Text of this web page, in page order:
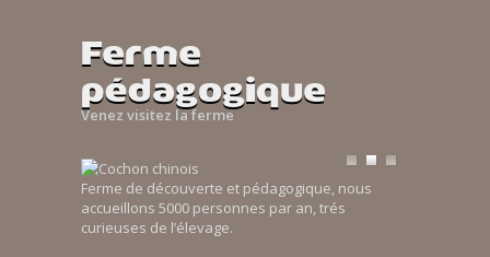
Ferme
pédagogique
Venez visitez la ferme
Ferme de découverte et pédagogique, nous
accueillons 5000 personnes par an, trés
curieuses de l’élevage.